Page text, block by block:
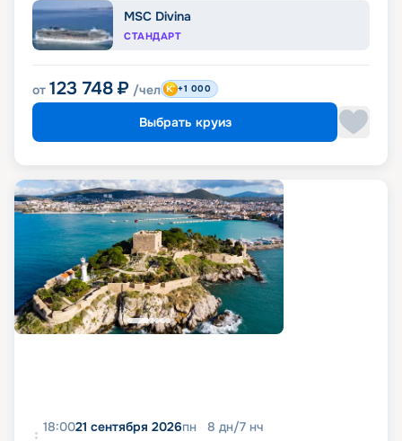
MSC Divina
СТАНДАРТ
от 123 748 ₽ /чел +1 000
Выбрать круиз
18:0021 сентября 2026пн 8 дн/7 нч